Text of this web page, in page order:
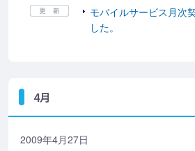
モバイルサービス月次
した。
4月
2009年4月27日